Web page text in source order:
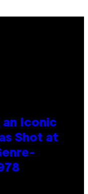
an Iconic
Shot at